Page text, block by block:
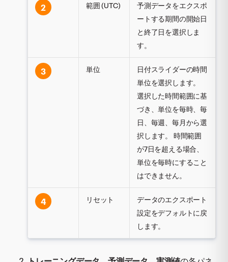
2 範囲 (UTC)
予測データをエクスポ
ートする期間の開始日
と終了日を選択しま
す。
3 単位
日付スライダーの時間
単位を選択します。
選択した時間範囲に基
づき、単位を毎時、毎
日、毎週、毎月から選
択します。 時間範囲
が7日を超える場合、
単位を毎時にすること
はできません。
4 リセット
データのエクスポート
設定をデフォルトに戻
します。